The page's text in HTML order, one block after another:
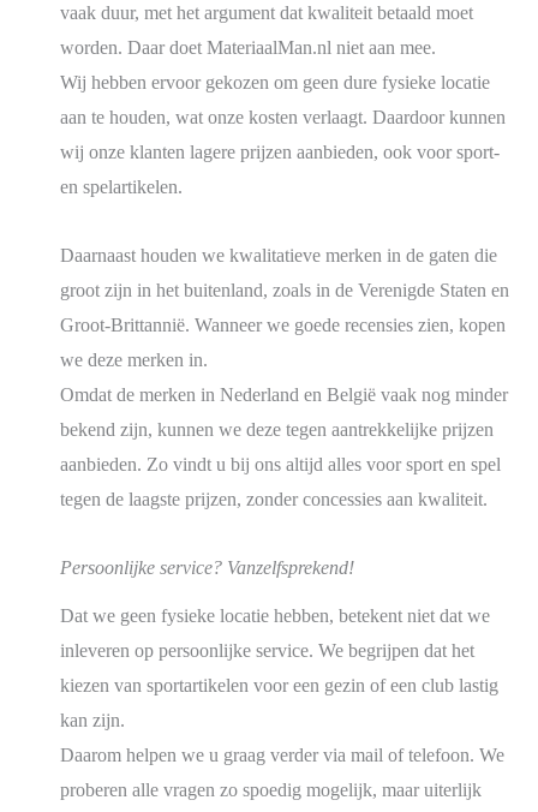
vaak duur, met het argument dat kwaliteit betaald moet
worden. Daar doet MateriaalMan.nl niet aan mee.
Wij hebben ervoor gekozen om geen dure fysieke locatie
aan te houden, wat onze kosten verlaagt. Daardoor kunnen
wij onze klanten lagere prijzen aanbieden, ook voor sport-
en spelartikelen.
Daarnaast houden we kwalitatieve merken in de gaten die
groot zijn in het buitenland, zoals in de Verenigde Staten en
Groot-Brittannië. Wanneer we goede recensies zien, kopen
we deze merken in.
Omdat de merken in Nederland en België vaak nog minder
bekend zijn, kunnen we deze tegen aantrekkelijke prijzen
aanbieden. Zo vindt u bij ons altijd alles voor sport en spel
tegen de laagste prijzen, zonder concessies aan kwaliteit.
Persoonlijke service? Vanzelfsprekend!
Dat we geen fysieke locatie hebben, betekent niet dat we
inleveren op persoonlijke service. We begrijpen dat het
kiezen van sportartikelen voor een gezin of een club lastig
kan zijn.
Daarom helpen we u graag verder via mail of telefoon. We
proberen alle vragen zo spoedig mogelijk, maar uiterlijk